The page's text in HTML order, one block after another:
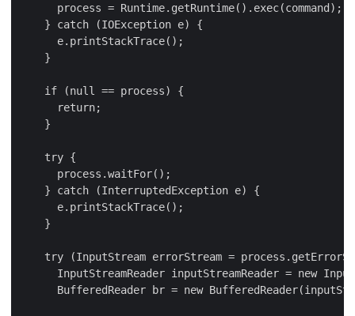
      process = Runtime.getRuntime().exec(command);
    } catch (IOException e) {
      e.printStackTrace();
    }
    if (null == process) {
      return;
    }
    try {
      process.waitFor();
    } catch (InterruptedException e) {
      e.printStackTrace();
    }
try (InputStream errorStream =
InputStreamReader inputStreamReader = new
BufferedReader br = new